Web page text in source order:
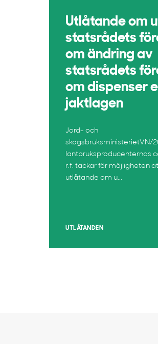
Utlåtande om
statsrådets
om ändring av
statsrådets
om dispenser
jaktlagen
Jord- och
skogsbruksministerietVN/
lantbruksproducenternas
r.f. tackar för möjligheten
utlåtande om u...
UTLÅTANDEN